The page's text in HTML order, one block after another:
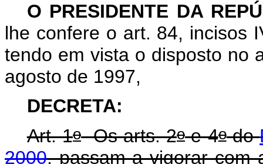
O PRESIDENTE DA
lhe confere o art. 84, incisos
tendo em vista o disposto no
agosto de 1997,
DECRETA:
Art. 1oOs arts. 2oe 4odo
2000, passam a vigorar com